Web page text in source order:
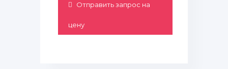
Отправить запрос на
цену